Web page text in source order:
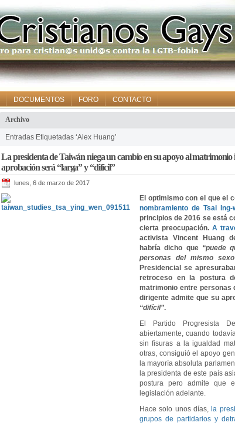
DOCUMENTOS FORO CONTACTO
Archivo
Entradas Etiquetadas ‘Alex Huang’
La presidenta de Taiwán niega un cambio en su apoyo al matrimonio
aprobación será “larga” y “difícil”
lunes, 6 de marzo de 2017
El optimismo con el que el
nombramiento de Tsai
principios de 2016 se está
cierta preocupación. A
activista Vincent Huang
habría dicho que “puede
personas del mismo
Presidencial se
retroceso en la postura
matrimonio entre personas
dirigente admite que su
“difícil”.
El Partido Progresista
abiertamente, cuando
sin fisuras a la igualdad
otras, consiguió el apoyo
la mayoría absoluta
la presidenta de este país
postura pero admite que
legislación adelante.
Hace solo unos días, la
grupos de partidarios y